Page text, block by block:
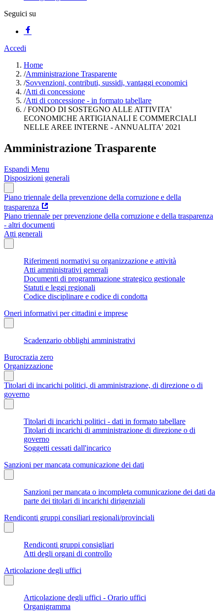
Seguici su
Accedi
Home
/Amministrazione Trasparente
/Sovvenzioni, contributi, sussidi, vantaggi economici
/Atti di concessione
/Atti di concessione - in formato tabellare
/FONDO DI SOSTEGNO ALLE ATTIVITA'
ECONOMICHE ARTIGIANALI E COMMERCIALI
NELLE AREE INTERNE - ANNUALITA' 2021
Amministrazione Trasparente
Espandi Menu
Disposizioni generali
Piano triennale della prevenzione della corruzione e della
trasparenza
Piano triennale per prevenzione della corruzione e della trasparenza
- altri documenti
Atti generali
Riferimenti normativi su organizzazione e attività
Atti amministrativi generali
Documenti di programmazione strategico gestionale
Statuti e leggi regionali
Codice disciplinare e codice di condotta
Oneri informativi per cittadini e imprese
Scadenzario obblighi amministrativi
Burocrazia zero
Organizzazione
Titolari di incarichi politici, di amministrazione, di direzione o di
governo
Titolari di incarichi politici - dati in formato tabellare
Titolari di incarichi di amministrazione di direzione o di
governo
Soggetti cessati dall'incarico
Sanzioni per mancata comunicazione dei dati
Sanzioni per mancata o incompleta comunicazione dei dati da
parte dei titolari di incarichi dirigenziali
Rendiconti gruppi consiliari regionali/provinciali
Rendiconti gruppi consigliari
Atti degli organi di controllo
Articolazione degli uffici
Articolazione degli uffici - Orario uffici
Organigramma